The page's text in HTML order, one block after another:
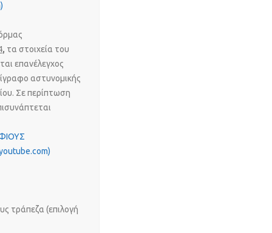
, τα στοιχεία του
επανέλεγχος
αστυνομικής
Σε περίπτωση
τράπεζα (επιλογή